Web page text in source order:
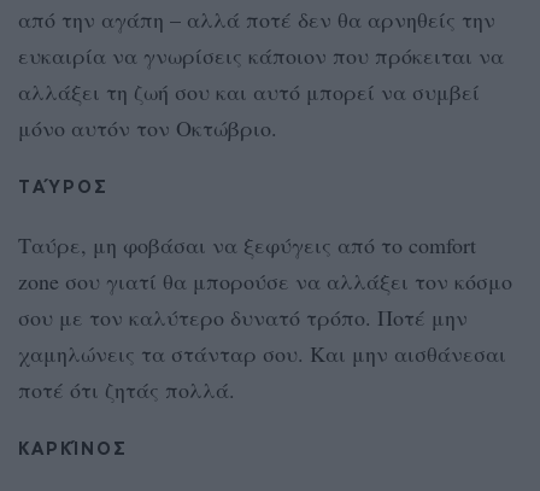
από την αγάπη – αλλά ποτέ δεν θα αρνηθείς την
ευκαιρία να γνωρίσεις κάποιον που πρόκειται να
αλλάξει τη ζωή σου και αυτό μπορεί να συμβεί
μόνο αυτόν τον Οκτώβριο.
ΤΑΎΡΟΣ
Ταύρε, μη φοβάσαι να ξεφύγεις από το comfort
zone σου γιατί θα μπορούσε να αλλάξει τον κόσμο
σου με τον καλύτερο δυνατό τρόπο. Ποτέ μην
χαμηλώνεις τα στάνταρ σου. Και μην αισθάνεσαι
ποτέ ότι ζητάς πολλά.
ΚΑΡΚΊΝΟΣ